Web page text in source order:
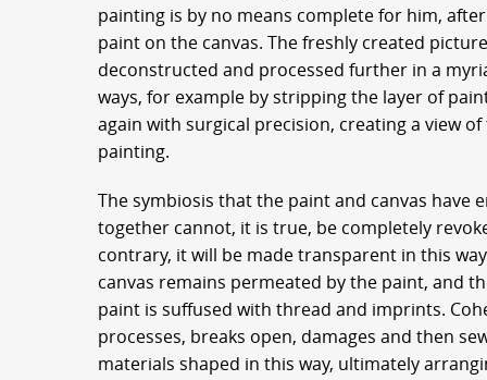
painting is by no means complete for him,
paint on the canvas. The freshly created
deconstructed and processed further in a
ways, for example by stripping the layer of
again with surgical precision, creating a view
painting.
The symbiosis that the paint and canvas have
together cannot, it is true, be completely
contrary, it will be made transparent in this
canvas remains permeated by the paint, and
paint is suffused with thread and imprints.
processes, breaks open, damages and then
materials shaped in this way, ultimately